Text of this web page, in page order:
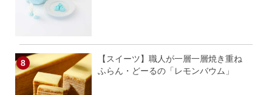
【スイーツ】職人が一層一層焼き重ね
ふらん・どーるの「レモンバウム」